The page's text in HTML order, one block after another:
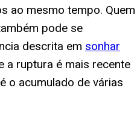
ao mesmo tempo. Quem
pode se
descrita em sonhar
a ruptura é mais recente
o acumulado de várias